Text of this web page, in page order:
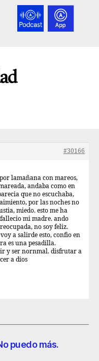
#30166
lamañana con mareos,
andaba como en
que no escuchaba,
por las noches no
miedo. esto me ha
fallecio mi madre. ando
no soy feliz.
a salirde esto, confio en
es una pesadilla.
y ser nornmal. disfrutar a
a dios
puedo más.